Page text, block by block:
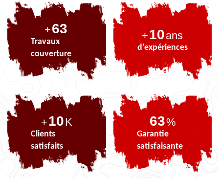
+77
Travaux
couverture
+10ans
d'expériences
+10K
Clients
satisfaits
77%
Garantie
satisfaisante